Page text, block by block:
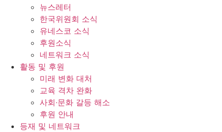
뉴스레터
한국위원회 소식
유네스코 소식
후원소식
네트워크 소식
활동 및 후원
미래 변화 대처
교육 격차 완화
사회∙문화 갈등 해소
후원 안내
등재 및 네트워크